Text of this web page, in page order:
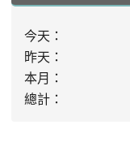
今天：
昨天：
本月：
總計：